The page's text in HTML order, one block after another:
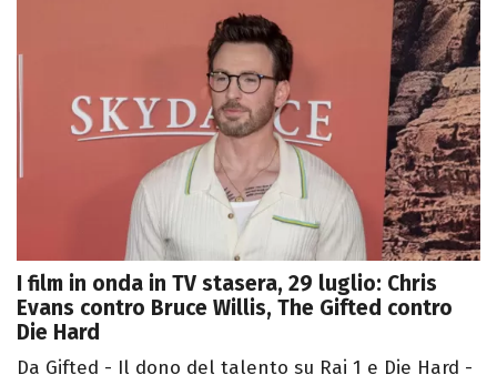
I film in onda in TV stasera, 29 luglio: Chris
Evans contro Bruce Willis, The Gifted contro
Die Hard
Da Gifted - Il dono del talento su Rai 1 e Die Hard -